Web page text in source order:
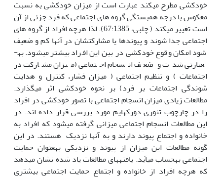
خودکشی مطرح می­کند عبارت است از میزان خودکشی به نسبت
معکوس با درجه همبستگی گروه های اجتماعی که فرد جزئی از آن
است تغییر می­کند ( چلبی، 67:1385). لذا هرچه افراد از گروه های
اجتماعی جدا شوند و پیوندها یا مشارکت­شان در آن­ها کم و ضعیف
شود امکان وقوع خودکشی در بین این افراد بیش­تر می­شود. به­
عبارتی شدت و ضعف انسجام اجتماعی (میزان مشارکت در
اجتماعات ) و تنظیم اجتماعی ( میزان فشار، کنترل و هدایت
شوندگی اجتماعات بر فرد) بر نحوه خودکشی اثر می­گذارد.
مطالعات زیادی میزان انسجام اجتماعی با تصور خودکشی در افراد
را در چارچوب تئوری دورکهایم مورد بررسی قرار داده اند. در
این­ مطالعات انسجام اجتماعی میزانی گرفته می­شود که افراد به
خانواده و اجتماع پیوند دارند و به آن­ها نزدیک هستند. در این
گونه مطالعات این میزان از پیوند و نزدیکی به­عنوان حمایت
اجتماعی به­حساب می­آید. یافته­های مطالعات یاد شده نشان می­دهد
که هرچه افراد از خانواده و اجتماع حمایت اجتماعی بیش­تری